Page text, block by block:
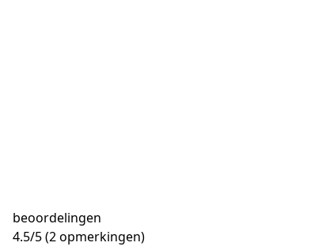
beoordelingen
4.5/5(2 opmerkingen)